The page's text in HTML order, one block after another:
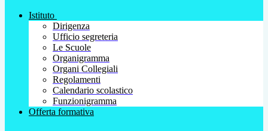
Istituto
Dirigenza
Ufficio segreteria
Le Scuole
Organigramma
Organi Collegiali
Regolamenti
Calendario scolastico
Funzionigramma
Offerta formativa